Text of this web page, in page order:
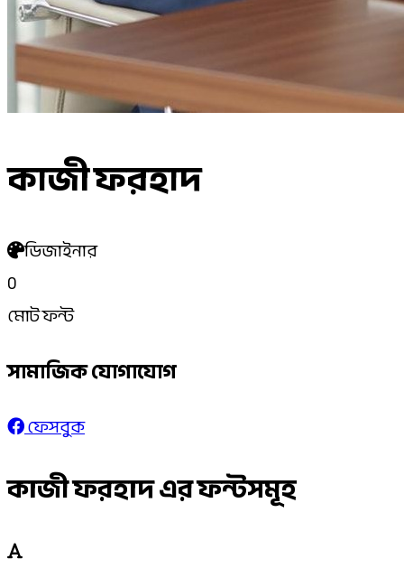
কাজী ফরহাদ
ডিজাইনার
0
মোট ফন্ট
সামাজিক যোগাযোগ
ফেসবুক
কাজী ফরহাদ এর ফন্টসমূহ